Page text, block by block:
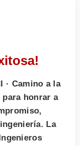
· Camino a la
para honrar a
La